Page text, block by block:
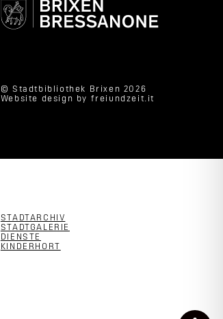
© Stadtbibliothek Brixen 2026
Website design by freiundzeit.it
STADTARCHIV
STADTGALERIE
DIENSTE
KINDERHORT